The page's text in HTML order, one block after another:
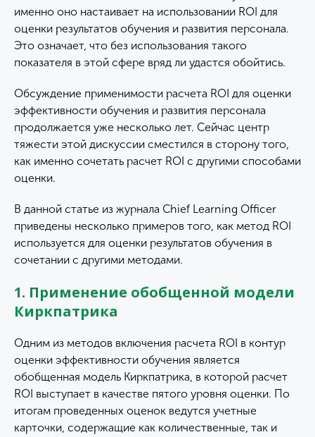
именно оно настаивает на использовании ROI для
оценки результатов обучения и развития персонала.
Это означает, что без использования такого
показателя в этой сфере вряд ли удастся обойтись.
Обсуждение применимости расчета ROI для оценки
эффективности обучения и развития персонала
продолжается уже несколько лет. Сейчас центр
тяжести этой дискуссии сместился в сторону того,
как именно сочетать расчет ROI с другими способами
оценки.
В данной статье из журнала Chief Learning Officer
приведены несколько примеров того, как метод ROI
используется для оценки результатов обучения в
сочетании с другими методами.
1. Применение обобщенной модели
Киркпатрика
Одним из методов включения расчета ROI в контур
оценки эффективности обучения является
обобщенная модель Киркпатрика, в которой расчет
ROI выступает в качестве пятого уровня оценки. По
итогам проведенных оценок ведутся учетные
карточки, содержащие как количественные, так и